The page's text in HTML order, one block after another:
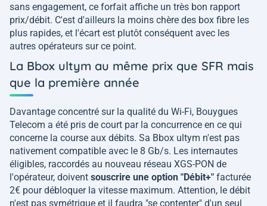
sans engagement, ce forfait affiche un très bon rapport
prix/débit. C'est d'ailleurs la moins chère des box fibre les
plus rapides, et l'écart est plutôt conséquent avec les
autres opérateurs sur ce point.
La Bbox ultym au même prix que SFR mais
que la première année
Davantage concentré sur la qualité du Wi-Fi, Bouygues
Telecom a été pris de court par la concurrence en ce qui
concerne la course aux débits. Sa Bbox ultym n'est pas
nativement compatible avec le 8 Gb/s. Les internautes
éligibles, raccordés au nouveau réseau XGS-PON de
l'opérateur, doivent souscrire une option "Débit+" facturée
2€ pour débloquer la vitesse maximum. Attention, le débit
n'est pas symétrique et il faudra "se contenter" d'un seul